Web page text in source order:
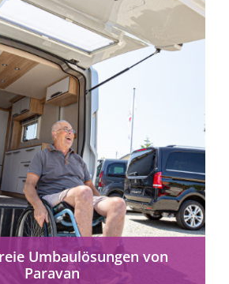
mehr erfahren
Umbaulösungen von
Paravan